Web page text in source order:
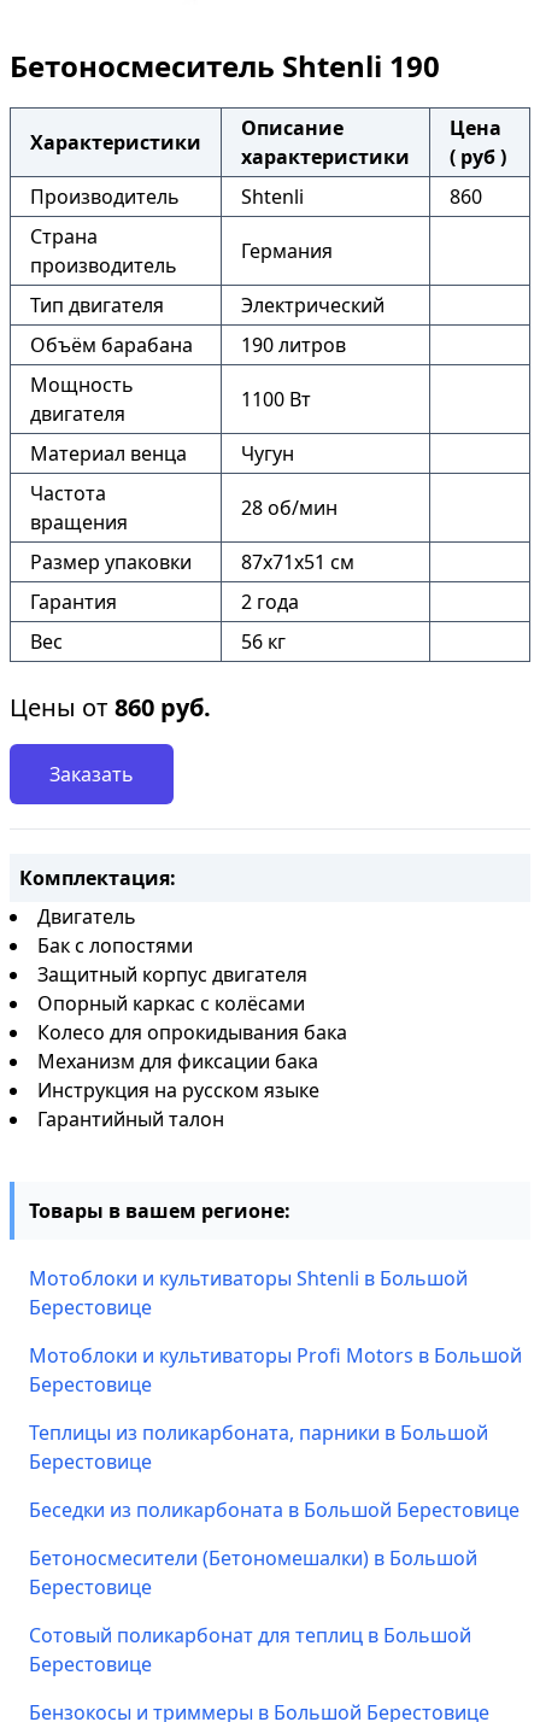
Бетоносмеситель Shtenli 190
Характеристики
Описание
характеристики
Цена
( руб )
Производитель
Shtenli
860
Страна
производитель
Германия
Тип двигателя
Электрический
Объём барабана
190 литров
Мощность
двигателя
1100 Вт
Материал венца
Чугун
Частота
вращения
28 об/мин
Размер упаковки
87х71х51 см
Гарантия
2 года
Вес
56 кг
Цены от860 руб.
Заказать
Комплектация:
Двигатель
Бак с лопостями
Защитный корпус двигателя
Опорный каркас с колёсами
Колесо для опрокидывания бака
Механизм для фиксации бака
Инструкция на русском языке
Гарантийный талон
Товары в вашем регионе:
Мотоблоки и культиваторы Shtenli в Большой
Берестовице
Мотоблоки и культиваторы Profi Motors в Большой
Берестовице
Теплицы из поликарбоната, парники в Большой
Берестовице
Беседки из поликарбоната в Большой Берестовице
Бетоносмесители (Бетономешалки) в Большой
Берестовице
Сотовый поликарбонат для теплиц в Большой
Берестовице
Бензокосы и триммеры в Большой Берестовице